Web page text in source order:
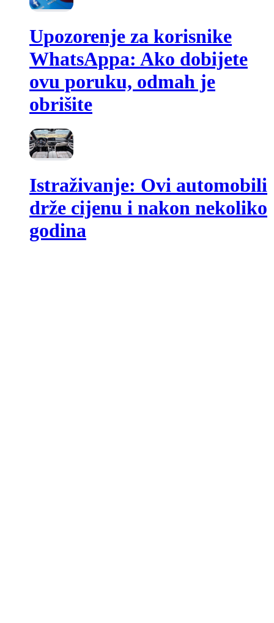
Upozorenje za korisnike
WhatsAppa: Ako dobijete
ovu poruku, odmah je
obrišite
Istraživanje: Ovi automobili
drže cijenu i nakon nekoliko
godina